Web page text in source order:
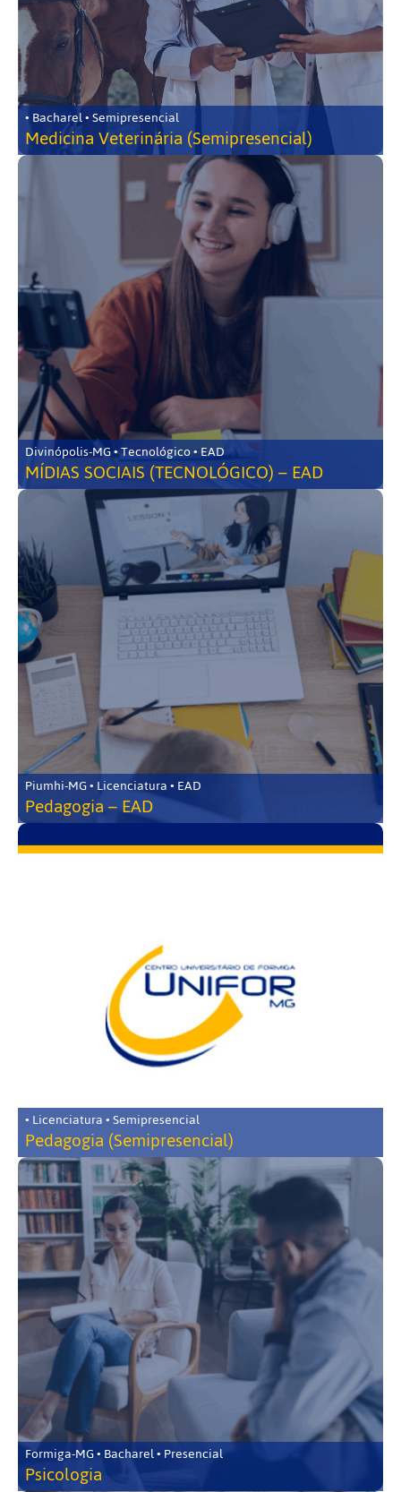
• Bacharel • Semipresencial
Medicina Veterinária (Semipresencial)
Divinópolis-MG • Tecnológico • EAD
MÍDIAS SOCIAIS (TECNOLÓGICO) – EAD
Piumhi-MG • Licenciatura • EAD
Pedagogia – EAD
• Licenciatura • Semipresencial
Pedagogia (Semipresencial)
Formiga-MG • Bacharel • Presencial
Psicologia